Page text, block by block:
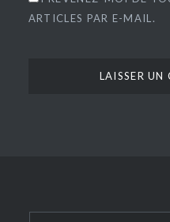
ARTICLES PAR E-MAIL.